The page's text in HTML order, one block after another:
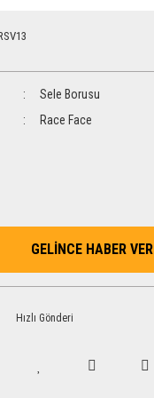
Sele Borusu
Race Face
GELİNCE HABER VER
Hızlı Gönderi